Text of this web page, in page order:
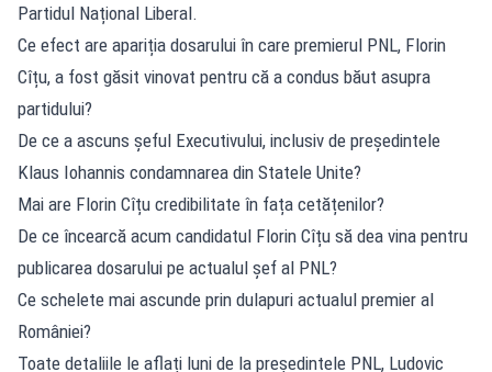
Partidul Național Liberal.
Ce efect are apariția dosarului în care premierul PNL, Florin
Cîțu, a fost găsit vinovat pentru că a condus băut asupra
partidului?
De ce a ascuns șeful Executivului, inclusiv de președintele
Klaus Iohannis condamnarea din Statele Unite?
Mai are Florin Cîțu credibilitate în fața cetățenilor?
De ce încearcă acum candidatul Florin Cîțu să dea vina pentru
publicarea dosarului pe actualul șef al PNL?
Ce schelete mai ascunde prin dulapuri actualul premier al
României?
Toate detaliile le aflați luni de la președintele PNL, Ludovic